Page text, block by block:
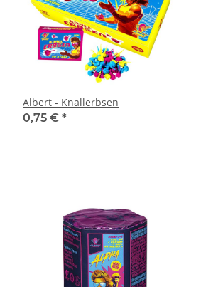
Albert - Knallerbsen
0,75 € *